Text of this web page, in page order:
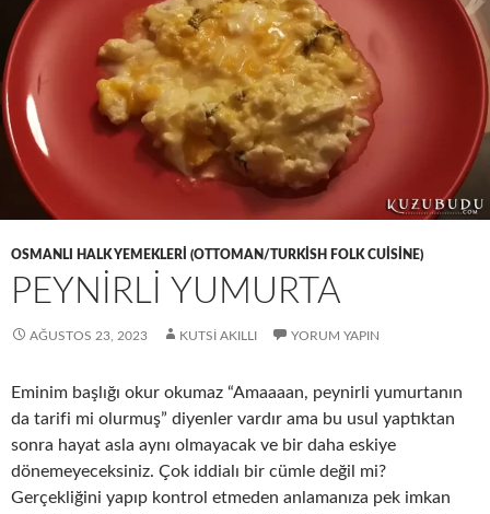
OSMANLI HALK YEMEKLERI (OTTOMAN/TURKISH FOLK CUISINE)
PEYNİRLİ YUMURTA
AĞUSTOS 23, 2023 KUTSI AKILLI YORUM YAPIN
Eminim başlığı okur okumaz “Amaaaan, peynirli yumurtanın
da tarifi mi olurmuş” diyenler vardır ama bu usul yaptıktan
sonra hayat asla aynı olmayacak ve bir daha eskiye
dönemeyeceksiniz. Çok iddialı bir cümle değil mi?
Gerçekliğini yapıp kontrol etmeden anlamanıza pek imkan